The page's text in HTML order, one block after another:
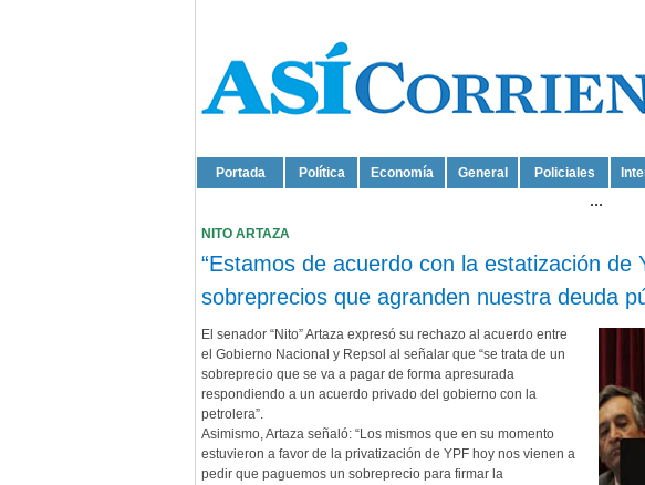
Portada Política Economía General Policiales
...
NITO ARTAZA
“Estamos de acuerdo con la estatización de
sobreprecios que agranden nuestra deuda
El senador “Nito” Artaza expresó su rechazo al acuerdo entre
el Gobierno Nacional y Repsol al señalar que “se trata de un
sobreprecio que se va a pagar de forma apresurada
respondiendo a un acuerdo privado del gobierno con la
petrolera”.
Asimismo, Artaza señaló: “Los mismos que en su momento
estuvieron a favor de la privatización de YPF hoy nos vienen a
pedir que paguemos un sobreprecio para firmar la